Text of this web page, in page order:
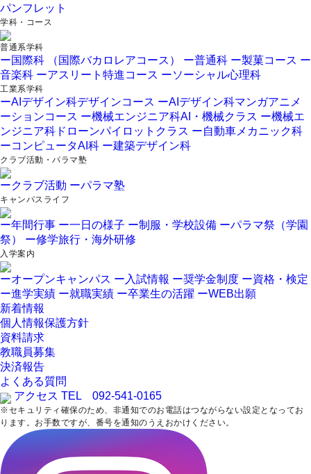
パンフレット
学科・コース
普通系学科
ー国際科 （国際バカロレアコース） ー普通科 ー製菓コース ー
音楽科 ーアスリート特進コース ーソーシャル心理科
工業系学科
ーAIデザイン科デザインコース ーAIデザイン科マンガアニメ
ーションコース ー機械エンジニア科AI・機械クラス ー機械エ
ンジニア科ドローンパイロットクラス ー自動車メカニック科
ーコンピュータAI科 ー建築デザイン科
クラブ活動・パラマ塾
ークラブ活動 ーパラマ塾
キャンパスライフ
ー年間行事 ー一日の様子 ー制服・学校設備 ーパラマ祭（学園
祭）
ー修学旅行・海外研修
入学案内
ーオープンキャンパス ー入試情報 ー奨学金制度 ー資格・検定
ー進学実績 ー就職実績 ー卒業生の活躍 ーWEB出願
新着情報
個人情報保護方針
資料請求
教職員募集
決済報告
よくある質問
アクセス TEL 092-541-0165
※セキュリティ確保のため、非通知でのお電話はつながらない設定となってお
ります。お手数ですが、番号を通知のうえおかけください。